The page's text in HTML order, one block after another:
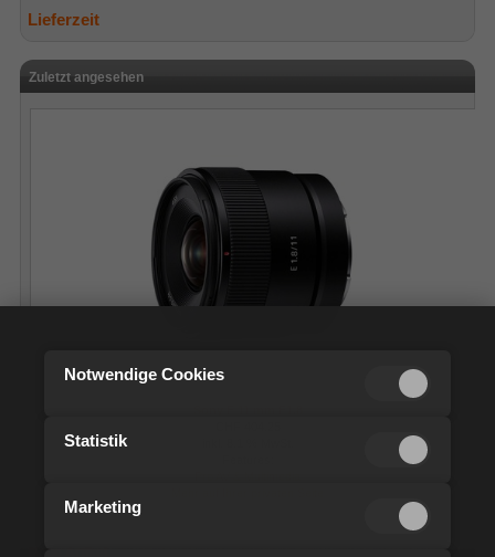
Lieferzeit
Zuletzt angesehen
Notwendige Cookies
Statistik
Marketing